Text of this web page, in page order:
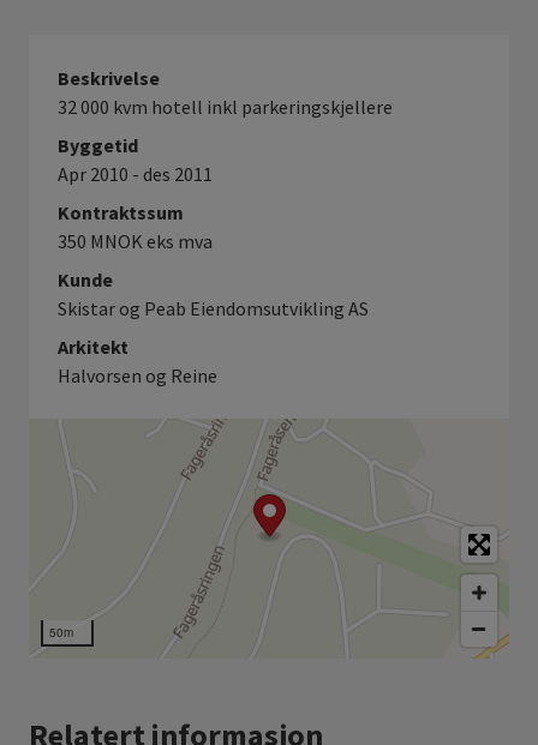
Beskrivelse
32 000 kvm hotell inkl parkeringskjellere
Byggetid
Apr 2010 - des 2011
Kontraktssum
350 MNOK eks mva
Kunde
Skistar og Peab Eiendomsutvikling AS
Arkitekt
Halvorsen og Reine
50m
Relatert informasjon